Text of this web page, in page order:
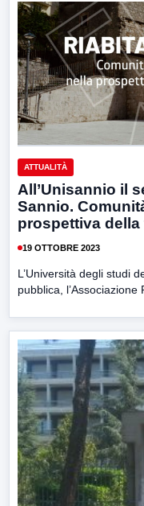
ATTUALITÀ
All’Unisannio il
Sannio.
prospettiva
19 OTTOBRE 2023
L’Università degli studi
pubblica, l’Associazione